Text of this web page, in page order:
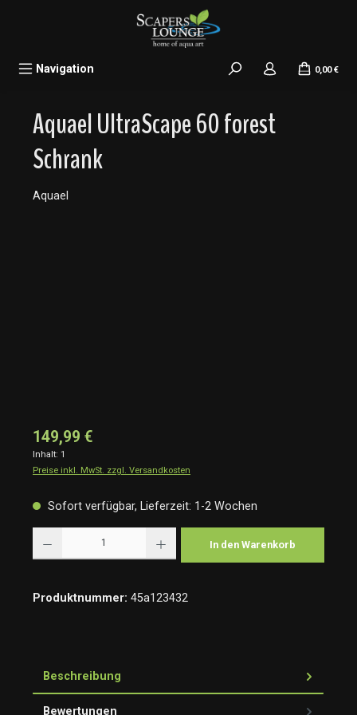
Navigation 0,00 €
Aquael UltraScape 60 forest
Schrank
Aquael
149,99 €
Inhalt: 1
Preise inkl. MwSt. zzgl. Versandkosten
Sofort verfügbar, Lieferzeit: 1-2 Wochen
In den Warenkorb
Produktnummer: 45a123432
Beschreibung
Bewertungen